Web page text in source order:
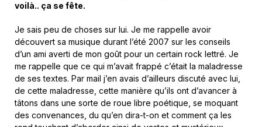
voilà.. ça se fête.
Je sais peu de choses sur lui. Je me rappelle avoir
découvert sa musique durant l’été 2007 sur les conseils
d’un ami averti de mon goût pour un certain rock lettré. Je
me rappelle que ce qui m’avait frappé c’était la maladresse
de ses textes. Par mail j’en avais d’ailleurs discuté avec lui,
de cette maladresse, cette manière qu’ils ont d’avancer à
tâtons dans une sorte de roue libre poétique, se moquant
des convenances, du qu’en dira-t-on et comment ça les